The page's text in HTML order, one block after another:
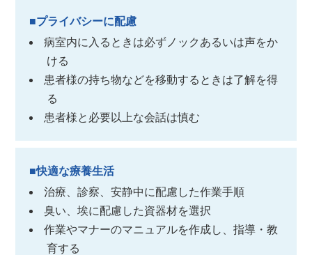
■プライバシーに配慮
病室内に入るときは必ずノックあるいは声をか
ける
患者様の持ち物などを移動するときは了解を得
る
患者様と必要以上な会話は慎む
■快適な療養生活
治療、診察、安静中に配慮した作業手順
臭い、埃に配慮した資器材を選択
作業やマナーのマニュアルを作成し、指導・教
育する